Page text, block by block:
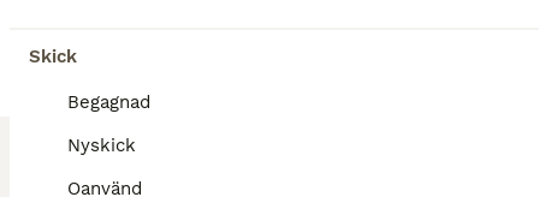
Skick
Begagnad
Nyskick
Oanvänd
Till saluNyskick
Skick